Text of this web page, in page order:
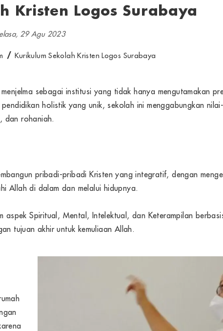
Kristen Logos Surabaya
29 Agu 2023
Kurikulum Sekolah Kristen Logos Surabaya
sebagai institusi yang tidak hanya mengutamakan
holistik yang unik, sekolah ini menggabungkan
dan rohaniah.
pribadi-pribadi Kristen yang integratif, dengan
Allah di dalam dan melalui hidupnya.
Spiritual, Mental, Intelektual, dan Keterampilan
tujuan akhir untuk kemuliaan Allah.